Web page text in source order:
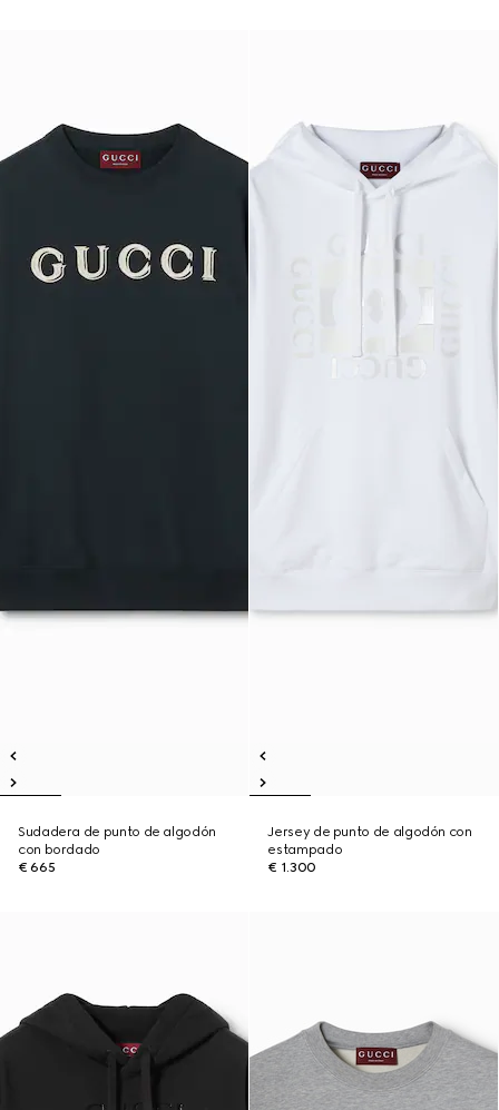
Sudadera de punto de algodón
con bordado
€ 665
Jersey de punto de algodón con
estampado
€ 1.300